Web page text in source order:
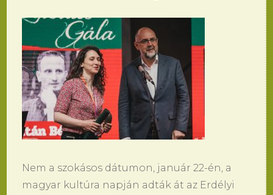
Nem a szokásos dátumon, január 22-én, a
magyar kultúra napján adták át az Erdélyi